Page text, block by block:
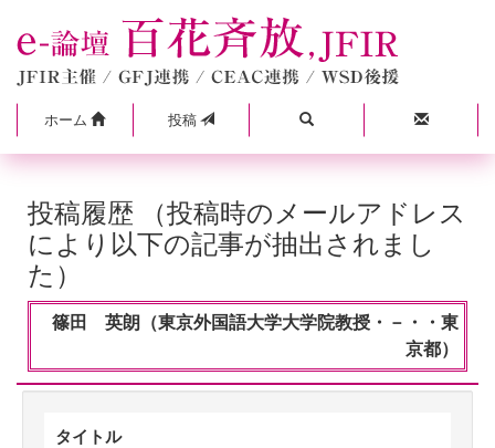
ホーム 投稿
投稿履歴 （投稿時のメールアドレス
により以下の記事が抽出されまし
た）
篠田 英朗（東京外国語大学大学院教授・－・・東
京都）
タイトル